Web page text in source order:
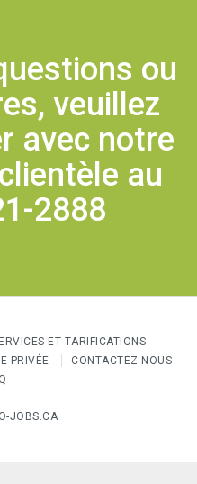
ou
veuillez
avec notre
au
2888
ET TARIFICATIONS
PRIVÉE
CONTACTEZ-NOUS
JOBS.CA